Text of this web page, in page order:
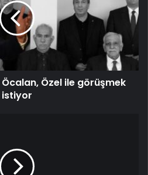
Özel ile görüşmek
istiyor